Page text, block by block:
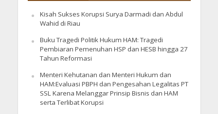
Kisah Sukses Korupsi Surya Darmadi dan Abdul
Wahid di Riau
Buku Tragedi Politik Hukum HAM: Tragedi
Pembiaran Pemenuhan HSP dan HESB hingga 27
Tahun Reformasi
Menteri Kehutanan dan Menteri Hukum dan
HAM:Evaluasi PBPH dan Pengesahan Legalitas PT
SSL Karena Melanggar Prinsip Bisnis dan HAM
serta Terlibat Korupsi